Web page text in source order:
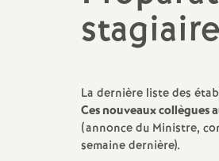
Actualité des
Mutations
Catégories
aides et
La dernière liste des
Ces nouveaux collègues
(annonce du Ministre,
semaine dernière).